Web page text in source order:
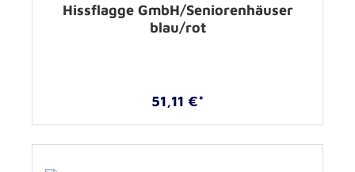
Hissflagge GmbH/Seniorenhäuser
blau/rot
51,11 €*